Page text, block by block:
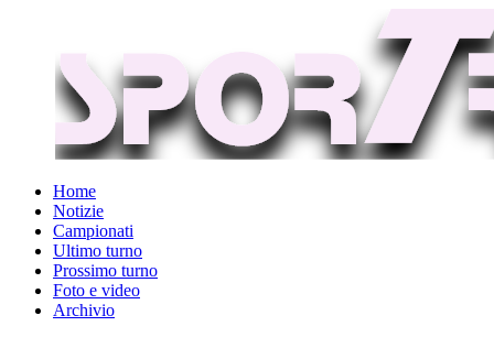
Home
Notizie
Campionati
Ultimo turno
Prossimo turno
Foto e video
Archivio